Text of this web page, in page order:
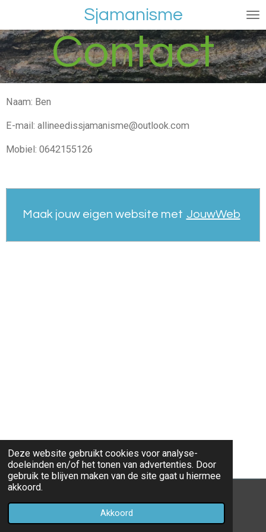
Deze website gebruikt cookies voor analyse-
doeleinden en/of het tonen van advertenties. Door
gebruik te blijven maken van de site gaat u hiermee
akkoord.
Akkoord
naar
de
hoofdinhoud
Sjamanisme
Contact
Naam: Ben
E-mail: allineedissjamanisme@outlook.com
Mobiel: 0642155126
Maak jouw eigen website met JouwWeb